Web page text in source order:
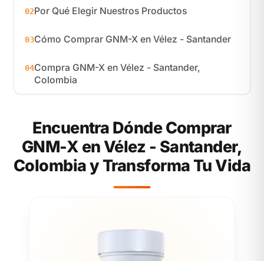
02Por Qué Elegir Nuestros Productos
03Cómo Comprar GNM-X en Vélez - Santander
04Compra GNM-X en Vélez - Santander,
Colombia
Encuentra Dónde Comprar
GNM-X en Vélez - Santander,
Colombia y Transforma Tu Vida